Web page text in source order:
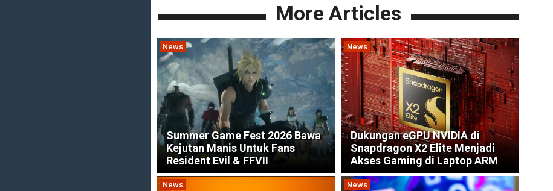
More Articles
News
Summer Game Fest 2026 Bawa
Kejutan Manis Untuk Fans
Resident Evil & FFVII
News
Dukungan eGPU NVIDIA di
Snapdragon X2 Elite Menjadi
Akses Gaming di Laptop ARM
News News